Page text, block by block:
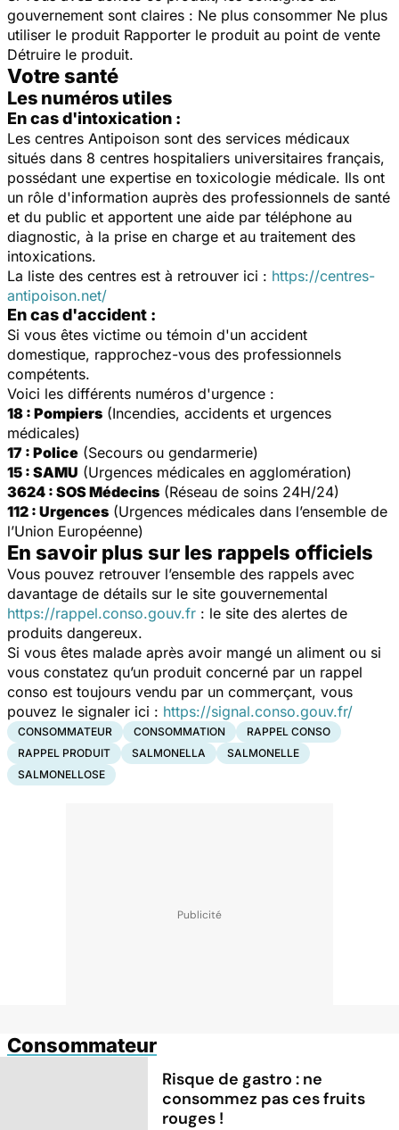
gouvernement sont claires : Ne plus consommer Ne plus
utiliser le produit Rapporter le produit au point de vente
Détruire le produit.
Votre santé
Les numéros utiles
En cas d'intoxication :
Les centres Antipoison sont des services médicaux
situés dans 8 centres hospitaliers universitaires français,
possédant une expertise en toxicologie médicale. Ils ont
un rôle d'information auprès des professionnels de santé
et du public et apportent une aide par téléphone au
diagnostic, à la prise en charge et au traitement des
intoxications.
La liste des centres est à retrouver ici : https://centres-
antipoison.net/
En cas d'accident :
Si vous êtes victime ou témoin d'un accident
domestique, rapprochez-vous des professionnels
compétents.
Voici les différents numéros d'urgence :
18 : Pompiers (Incendies, accidents et urgences
médicales)
17 : Police (Secours ou gendarmerie)
15 : SAMU (Urgences médicales en agglomération)
3624 : SOS Médecins (Réseau de soins 24H/24)
112 : Urgences (Urgences médicales dans l’ensemble de
l’Union Européenne)
En savoir plus sur les rappels officiels
Vous pouvez retrouver l’ensemble des rappels avec
davantage de détails sur le site gouvernemental
https://rappel.conso.gouv.fr : le site des alertes de
produits dangereux.
Si vous êtes malade après avoir mangé un aliment ou si
vous constatez qu’un produit concerné par un rappel
conso est toujours vendu par un commerçant, vous
pouvez le signaler ici : https://signal.conso.gouv.fr/
CONSOMMATEUR CONSOMMATION
RAPPEL CONSO
RAPPEL PRODUIT
SALMONELLA
SALMONELLE
SALMONELLOSE
Consommateur
Risque de gastro : ne
consommez pas ces fruits
rouges !